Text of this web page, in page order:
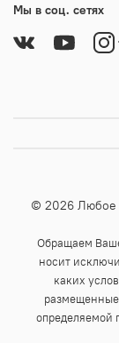
Мы в соц. сетях
© 2026 Любое
Обращаем
носит
каких
определяемой